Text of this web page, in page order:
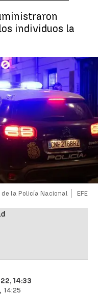
individuos la
la Policía Nacional EFE
14:33
14:25